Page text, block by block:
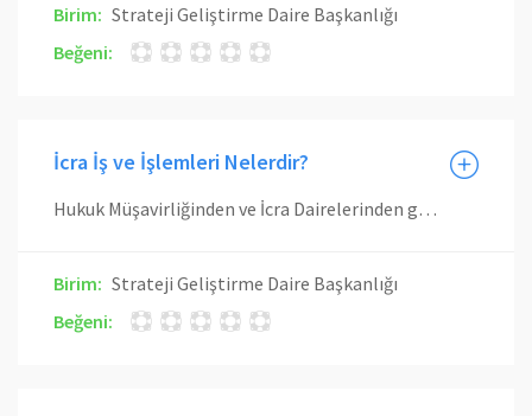
Birim: Strateji Geliştirme Daire Başkanlığı
Beğeni:
İcra İş ve İşlemleri Nelerdir?
Hukuk Müşavirliğinden ve İcra Dairelerinden gelen haciz ve icra ile ilgili yazılar incelenerek Muhasebe, Kesin Hesap ve Raporlama Birimine sevk edilir. Gelen yazılar ilgili personelce kontrol edilerek kesinti defterine isim, borç tutarı, kesinti oranı ve alacaklı kısımları işlenerek, ilgili icra daireleri ve Harcama Birimleri ile yazışmalar yapılır. Sistemindeki veriler ile kesinti defterindeki veriler karşılaştırılması yapılır. Hata varsa düzeltilir. Maaş kesinti listeleri ilgili memur tarafından kontrol edilir. Sistemdeki veriler ile karşılaştırılması yapılır. Hata mevcutsa düzeltme işlemi gerçekleştirilir. Kanunda belirtilen icra dairelerinin hesaplarına aktarılır.
Birim: Strateji Geliştirme Daire Başkanlığı
Beğeni: